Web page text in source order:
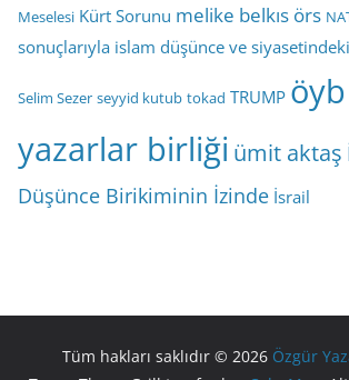
Meselesi Kürt Sorunu melike belkıs örs
sonuçlarıyla islam düşünce ve
Selim Sezer seyyid kutub tokad TRUMP öyb
yazarlar birliği ümit aktaş
Düşünce Birikiminin İzinde İsrail
Tüm hakları saklıdır © 2026 Özgür